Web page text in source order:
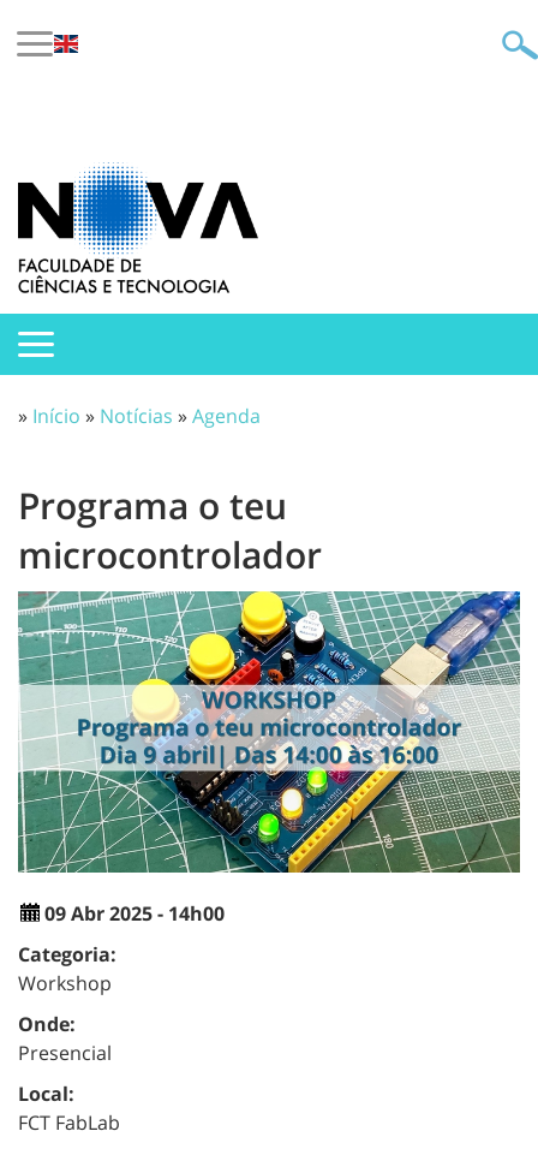
» Início » Notícias »Agenda
Programa o teu
microcontrolador
09 Abr 2025 - 14h00
Categoria:
Workshop
Onde:
Presencial
Local:
FCT FabLab